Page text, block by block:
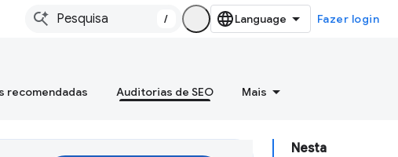
/ Fazer login
recomendadas Auditorias de SEO Mais
Nesta